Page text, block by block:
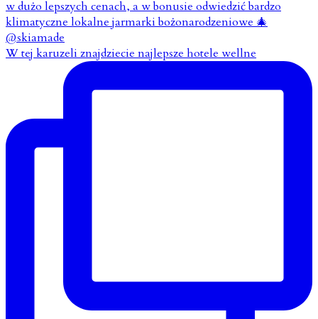
W tej karuzeli znajdziecie najlepsze hotele wellne